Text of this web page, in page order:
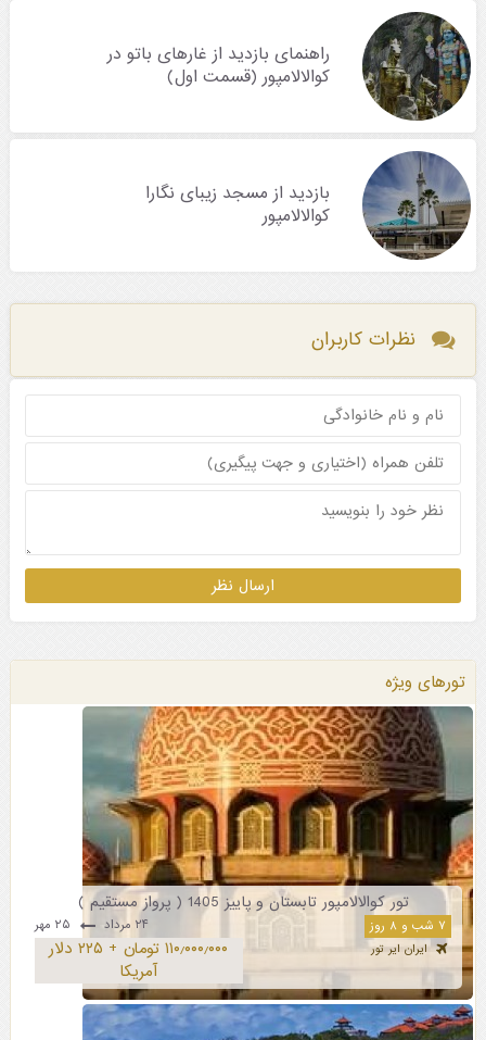
راهنمای بازدید از غارهای باتو در
کوالالامپور (قسمت اول)
بازدید از مسجد زیبای نگارا
کوالالامپور
نظرات کاربران
تورهای ویژه
تور کوالالامپور تابستان و پاییز 1405 ( پرواز مستقیم )
۷ شب و ۸ روز ۲۴ مرداد
ایران ایر تور
۱۱۰٫۰۰۰٫۰۰۰ تومان + ۲۲۵ دلار
آمریکا